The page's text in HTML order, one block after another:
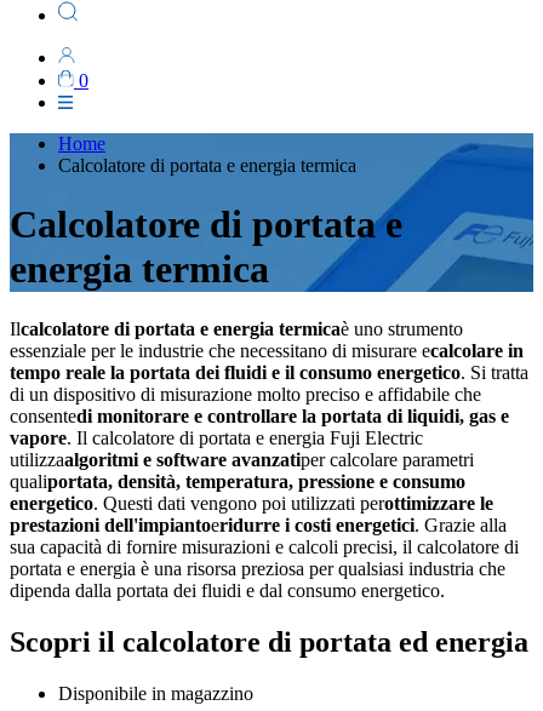
0
Home
Calcolatore di portata e energia termica
Calcolatore di portata e
energia termica
Ilcalcolatore di portata e energia termicaè uno strumento
essenziale per le industrie che necessitano di misurare ecalcolare in
tempo reale la portata dei fluidi e il consumo energetico. Si tratta
di un dispositivo di misurazione molto preciso e affidabile che
consentedi monitorare e controllare la portata di liquidi, gas e
vapore. Il calcolatore di portata e energia Fuji Electric
utilizzaalgoritmi e software avanzatiper calcolare parametri
qualiportata, densità, temperatura, pressione e consumo
energetico. Questi dati vengono poi utilizzati perottimizzare le
prestazioni dell'impiantoeridurre i costi energetici. Grazie alla
sua capacità di fornire misurazioni e calcoli precisi, il calcolatore di
portata e energia è una risorsa preziosa per qualsiasi industria che
dipenda dalla portata dei fluidi e dal consumo energetico.
Scopri il calcolatore di portata ed energia
Disponibile in magazzino